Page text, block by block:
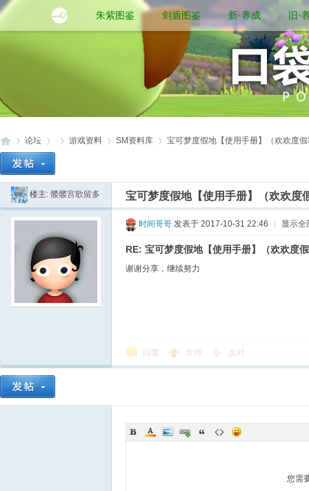
朱紫图鉴 剑盾图鉴 新·养成 旧·
»
论坛
› ›
游戏资料 SM资料库
›
宝可梦度假地【使用手册】（欢欢度
楼主: 髅髅宫歌留多 宝可梦度假地【使用手册】（欢欢度
时间哥哥 发表于 2017-10-31 22:46 | 显示全
RE: 宝可梦度假地【使用手册】（欢欢度
谢谢分享，继续努力
回复 支持 反对
您需